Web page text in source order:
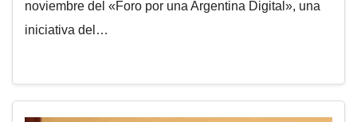
noviembre del «Foro por una Argentina Digital», una
iniciativa del…